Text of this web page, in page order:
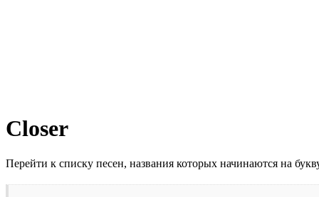
Closer
Перейти к списку песен, названия которых начинаются на